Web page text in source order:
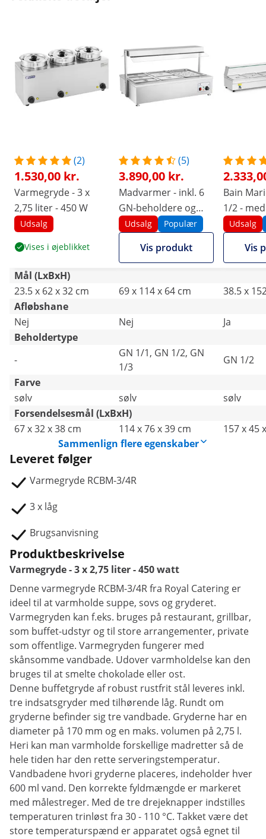
(2)
1.530,00 kr.
Varmegryde - 3 x
2,75 liter - 450 W
Udsalg
Vises i øjeblikket
(5)
3.890,00 kr.
Madvarmer - inkl. 6
GN-beholdere og
kødbakke
Udsalg Populær
Vis produkt
Bain
1/2 -
Udsalg
Vis
Mål (LxBxH)
23.5 x 62 x 32 cm
69 x 114 x 64 cm
38.5 x
Afløbshane
Nej
Nej
Ja
Beholdertype
-
GN 1/1, GN 1/2, GN
1/3
GN 1/2
Farve
sølv
sølv
sølv
Forsendelsesmål (LxBxH)
67 x 32 x 38 cm
114 x 76 x 39 cm
157 x 45
Sammenlign flere egenskaber
Leveret følger
Varmegryde RCBM-3/4R
3 x låg
Brugsanvisning
Produktbeskrivelse
Varmegryde - 3 x 2,75 liter - 450 watt
Denne varmegryde RCBM-3/4R fra Royal Catering er
ideel til at varmholde suppe, sovs og gryderet.
Varmegryden kan f.eks. bruges på restaurant, grillbar,
som buffet-udstyr og til store arrangementer, private
som offentlige. Varmegryden fungerer med
skånsomme vandbade. Udover varmholdelse kan den
bruges til at smelte chokolade eller ost.
Denne buffetgryde af robust rustfrit stål leveres inkl.
tre indsatsgryder med tilhørende låg. Rundt om
gryderne befinder sig tre vandbade. Gryderne har en
diameter på 170 mm og en maks. volumen på 2,75 l.
Heri kan man varmholde forskellige madretter så de
hele tiden har den rette serveringstemperatur.
Vandbadene hvori gryderne placeres, indeholder hver
600 ml vand. Den korrekte fyldmængde er markeret
med målestreger. Med de tre drejeknapper indstilles
temperaturen trinløst fra 30 - 110 °C. Takket være det
store temperaturspænd er apparatet også egnet til